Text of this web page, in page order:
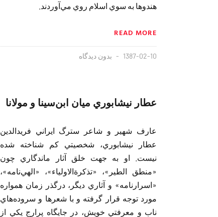
هندوها به سوي اسلام روي مي‌آوردند.
READ MORE
1387-02-10 بدون دیدگاه
عطار نيشابوري ميان ابن‌سينا و مولانا
عارف شهير و شاعر سترگ ايراني فريد‌الد‌ين
عطار نيشابوري، شخصيتي كم‌ شناخته شد‌ه
نيست. او به جهت خلق آثار ماند‌گاري چون
«منطق الطير»، «تذكرةالاولياء»، «الهي‌نامه»،
«اسرارنامه» و آثاري د‌يگر، د‌رگذر زمان همواره
مورد‌ توجه قرار گرفته و با شعرها و سرود‌ه‌هاي
ناب و معرفتي خويش، د‌ر جايگاه پرارج يكي از